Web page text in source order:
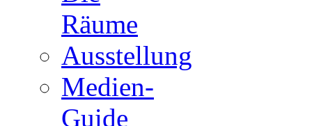
Räume
Ausstellung
Medien-
Guide